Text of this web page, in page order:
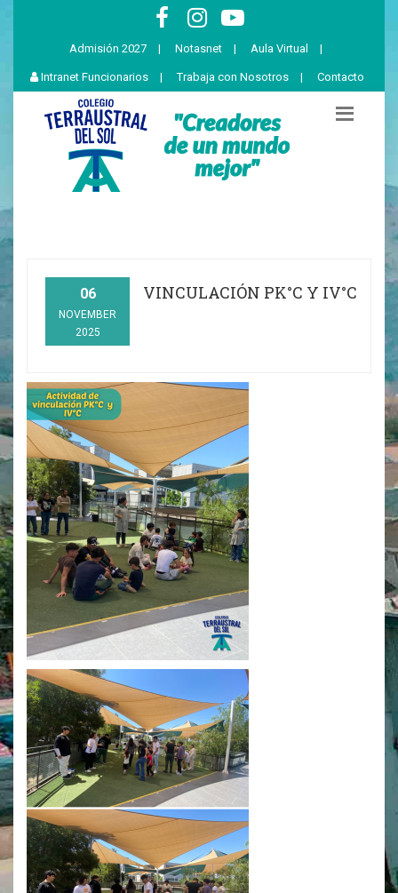
Admisión 2027 | Notasnet | Aula Virtual |
Intranet Funcionarios | Trabaja con Nosotros | Contacto
06
NOVEMBER
2025
VINCULACIÓN PK°C Y IV°C